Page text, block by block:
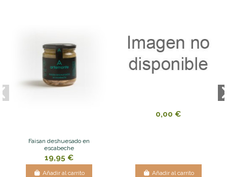
Faisan deshuesado en
escabeche
19,95 €
Añadir al carrito
0,00 €
Añadir al carrito